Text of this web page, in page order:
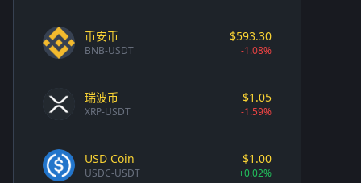
币安币
BNB-USDT
$593.30
-1.08%
瑞波币
XRP-USDT
$1.05
-1.59%
USD Coin
USDC-USDT
$1.00
+0.02%